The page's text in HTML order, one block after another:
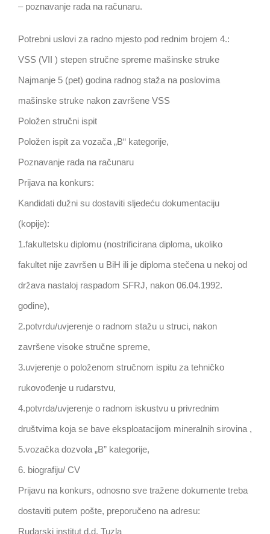
– poznavanje rada na računaru.
Potrebni uslovi za radno mjesto pod rednim brojem 4.:
VSS (VII ) stepen stručne spreme mašinske struke
Najmanje 5 (pet) godina radnog staža na poslovima
mašinske struke nakon završene VSS
Položen stručni ispit
Položen ispit za vozača „B“ kategorije,
Poznavanje rada na računaru
Prijava na konkurs:
Kandidati dužni su dostaviti sljedeću dokumentaciju
(kopije):
1.fakultetsku diplomu (nostrificirana diploma, ukoliko
fakultet nije završen u BiH ili je diploma stečena u nekoj od
država nastaloj raspadom SFRJ, nakon 06.04.1992.
godine),
2.potvrdu/uvjerenje o radnom stažu u struci, nakon
završene visoke stručne spreme,
3.uvjerenje o položenom stručnom ispitu za tehničko
rukovođenje u rudarstvu,
4.potvrda/uvjerenje o radnom iskustvu u privrednim
društvima koja se bave eksploatacijom mineralnih sirovina ,
5.vozačka dozvola „B” kategorije,
6. biografiju/ CV
Prijavu na konkurs, odnosno sve tražene dokumente treba
dostaviti putem pošte, preporučeno na adresu:
Rudarski institut d.d. Tuzla